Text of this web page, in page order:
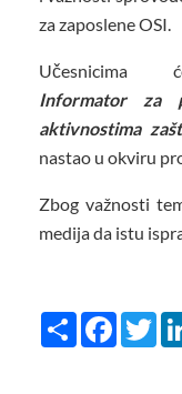
za zaposlene OSI.
Informator za
aktivnostima
nastao u okviru
Zbog važnosti
medija da istu
Share